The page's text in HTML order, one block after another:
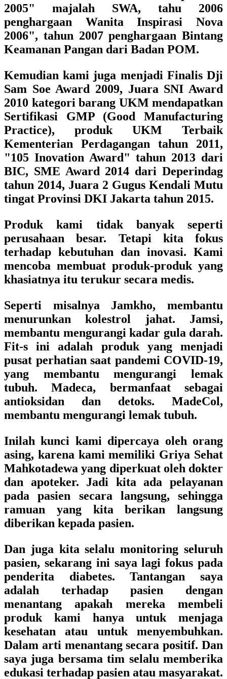
2005" majalah SWA, tahu 2006
penghargaan Wanita Inspirasi Nova
2006", tahun 2007 penghargaan Bintang
Keamanan Pangan dari Badan POM.
Kemudian kami juga menjadi Finalis Dji
Sam Soe Award 2009, Juara SNI Award
2010 kategori barang UKM mendapatkan
Sertifikasi GMP (Good Manufacturing
Practice), produk UKM Terbaik
Kementerian Perdagangan tahun 2011,
"105 Inovation Award" tahun 2013 dari
BIC, SME Award 2014 dari Deperindag
tahun 2014, Juara 2 Gugus Kendali Mutu
tingat Provinsi DKI Jakarta tahun 2015.
Produk kami tidak banyak seperti
perusahaan besar. Tetapi kita fokus
terhadap kebutuhan dan inovasi. Kami
mencoba membuat produk-produk yang
khasiatnya itu terukur secara medis.
Seperti misalnya Jamkho, membantu
menurunkan kolestrol jahat. Jamsi,
membantu mengurangi kadar gula darah.
Fit-s ini adalah produk yang menjadi
pusat perhatian saat pandemi COVID-19,
yang membantu mengurangi lemak
tubuh. Madeca, bermanfaat sebagai
antioksidan dan detoks. MadeCol,
membantu mengurangi lemak tubuh.
Inilah kunci kami dipercaya oleh orang
asing, karena kami memiliki Griya Sehat
Mahkotadewa yang diperkuat oleh dokter
dan apoteker. Jadi kita ada pelayanan
pada pasien secara langsung, sehingga
ramuan yang kita berikan langsung
diberikan kepada pasien.
Dan juga kita selalu monitoring seluruh
pasien, sekarang ini saya lagi fokus pada
penderita diabetes. Tantangan saya
adalah terhadap pasien dengan
menantang apakah mereka membeli
produk kami hanya untuk menjaga
kesehatan atau untuk menyembuhkan.
Dalam arti menantang secara positif. Dan
saya juga bersama tim selalu memberika
edukasi terhadap pasien atau masyarakat.